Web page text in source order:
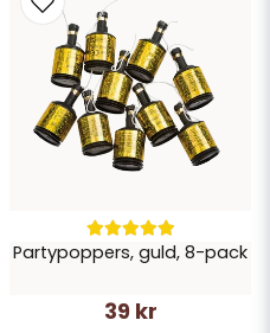
Partypoppers, guld, 8-pack
39 kr